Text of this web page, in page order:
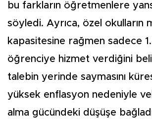
bu farkların öğretmenlere
söyledi. Ayrıca, özel okulların
kapasitesine rağmen sadece
öğrenciye hizmet verdiğini
talebin yerinde saymasını
yüksek enflasyon nedeniyle
alma gücündeki düşüşe